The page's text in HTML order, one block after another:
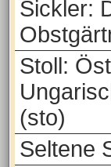
Sickler:
Stoll:
(sto)
Seltene